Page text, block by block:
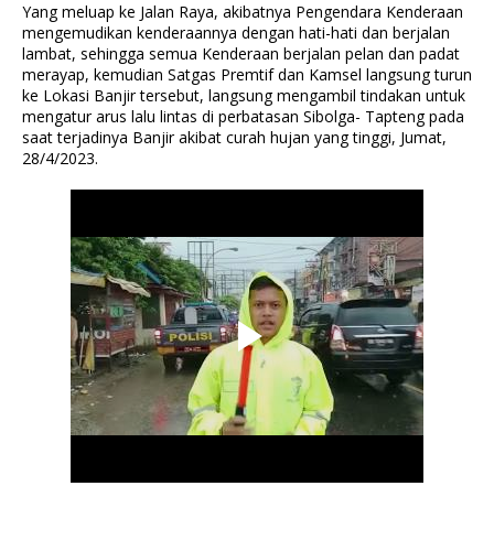
Yang meluap ke Jalan Raya, akibatnya Pengendara Kenderaan
mengemudikan kenderaannya dengan hati-hati dan berjalan
lambat, sehingga semua Kenderaan berjalan pelan dan padat
merayap, kemudian Satgas Premtif dan Kamsel langsung turun
ke Lokasi Banjir tersebut, langsung mengambil tindakan untuk
mengatur arus lalu lintas di perbatasan Sibolga- Tapteng pada
saat terjadinya Banjir akibat curah hujan yang tinggi, Jumat,
28/4/2023.